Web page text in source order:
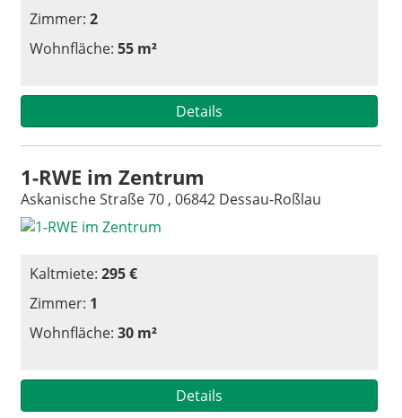
Zimmer:2
Wohnfläche:55 m²
Details
1-RWE im Zentrum
Askanische Straße 70 , 06842 Dessau-Roßlau
Kaltmiete:295 €
Zimmer: 1
Wohnfläche:30 m²
Details